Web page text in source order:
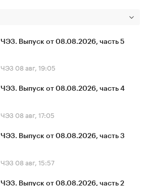
ЧЭЗ. Выпуск от 08.08.2026, часть 5
ЧЭЗ 08 авг, 19:05
ЧЭЗ. Выпуск от 08.08.2026, часть 4
ЧЭЗ 08 авг, 17:05
ЧЭЗ. Выпуск от 08.08.2026, часть 3
ЧЭЗ 08 авг, 15:57
ЧЭЗ. Выпуск от 08.08.2026, часть 2